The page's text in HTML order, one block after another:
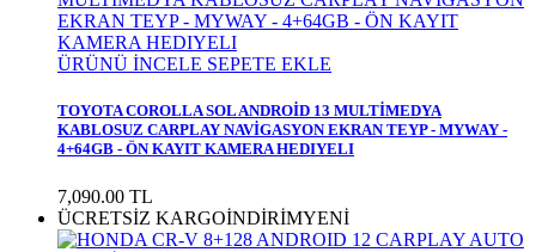
ÜRÜNÜ İNCELE SEPETE EKLE
TOYOTA COROLLA SOL ANDROİD 13 MULTİMEDYA
KABLOSUZ CARPLAY NAVİGASYON EKRAN TEYP - MYWAY -
4+64GB - ÖN KAYIT KAMERA HEDIYELI
7,090.00 TL
ÜCRETSİZ KARGOİNDİRİMYENİ